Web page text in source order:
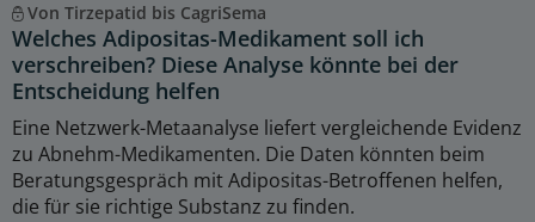
Von Tirzepatid bis CagriSema
Welches Adipositas-Medikament soll ich
verschreiben? Diese Analyse könnte bei der
Entscheidung helfen
Eine Netzwerk-Metaanalyse liefert vergleichende Evidenz
zu Abnehm-Medikamenten. Die Daten könnten beim
Beratungsgespräch mit Adipositas-Betroffenen helfen,
die für sie richtige Substanz zu finden.